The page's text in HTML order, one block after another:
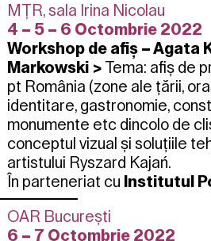
MȚR, sala Irina Nicolau
4 – 5 – 6 Octombrie 2022
Workshop de afiș – Agata
Markowski > Tema: afiș de
pt România (zone ale țării,
identitare, gastronomie,
monumente etc dincolo de
conceptul vizual și soluțiile
artistului Ryszard Kajań.
În parteneriat cu Institutul
OAR București
6 – 7 Octombrie 2022